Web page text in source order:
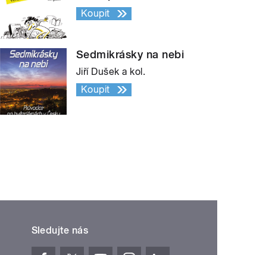
Irena Ryšánková
Sedmikrásky na nebi
Jiří Dušek a kol.